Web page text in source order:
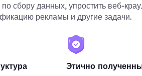
сбору данных, упростить веб-
рекламы и другие задачи.
Этично